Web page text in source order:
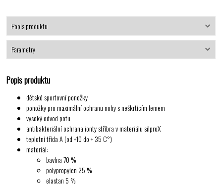
Popis produktu
Parametry
Popis produktu
dětské sportovní ponožky
ponožky pro maximální ochranu nohy s neškrtícím lemem
vysoký odvod potu
antibakteriální ochrana ionty stříbra v materiálu silproX
teplotní třída A (od +10 do + 35 C°)
materiál:
bavlna 70 %
polypropylen 25 %
elastan 5 %